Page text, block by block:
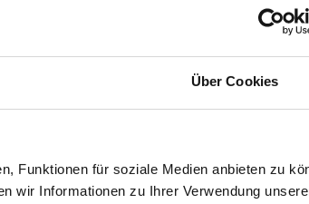
Über Cookies
Funktionen für soziale Medien anbieten zu
wir Informationen zu Ihrer Verwendung
All Weather, Starlight Blue, Soltis 92,
sich jeder auf
Design der
Kassette passt sich